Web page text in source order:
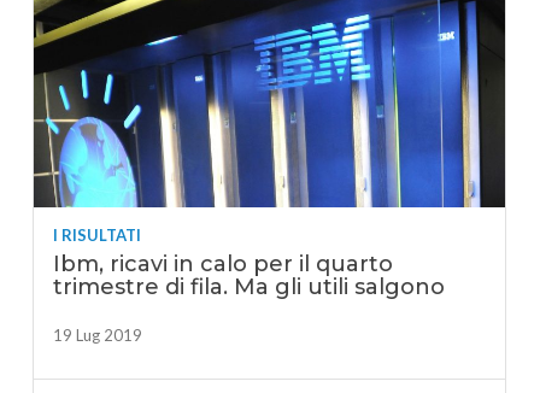
I RISULTATI
Ibm, ricavi in calo per il quarto
trimestre di fila. Ma gli utili salgono
19 Lug 2019